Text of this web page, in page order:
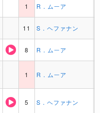
1 R．ムーア
11 S．ヘファナン
8 R．ムーア
1 R．ムーア
5 S．ヘファナン